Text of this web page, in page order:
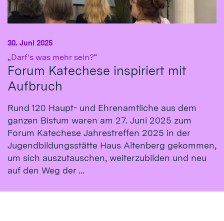
„Darf's was mehr sein?“
Forum Katechese inspiriert mit
Aufbruch
30. Juni 2025
Rund 120 Haupt- und Ehrenamtliche aus dem
ganzen Bistum waren am 27. Juni 2025 zum
Forum Katechese Jahrestreffen 2025 in der
Jugendbildungsstätte Haus Altenberg gekommen,
um sich auszutauschen, weiterzubilden und neu
auf den Weg der ...